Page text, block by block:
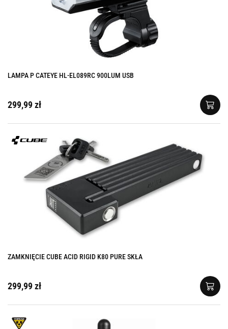
LAMPA P CATEYE HL-EL089RC 900LUM USB
299,99 zł
ZAMKNIĘCIE CUBE ACID RIGID K80 PURE SKŁA
299,99 zł